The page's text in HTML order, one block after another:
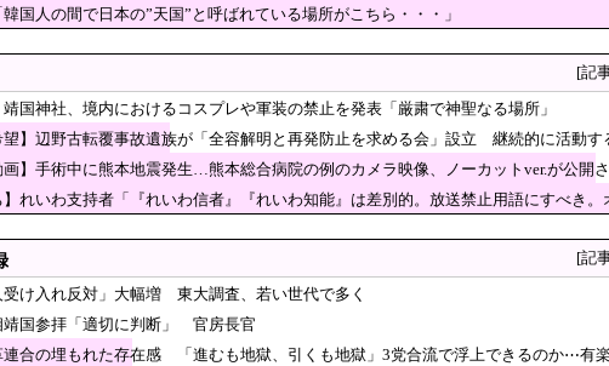
「外国人が予想以上に増えている！」 ← 自民党が自ら受け入れ推進し
ｗｗｗｗｗ
立方針 神谷代表「新しい選択肢を」
研究者支援制度を導入、それに対して子育て負担に苦
輸送機に自爆ドローン接近、見つけた空港職員が蹴り落とす…高性能プ
社、韓国に超希少血液Jr(a-)を提供「韓国内では適合する
極財政に「日本売り」危機 高市政権「悲願」に固執
責任を痛感し深く謝罪」→「不正選挙だ！再選挙しろ！」
対」大幅増 若い世代で多く [8/8]
くで呼び止められた元毎日新聞記者、「元毎日と名乗っ
……
ー協会『すでに時効だ』、外国人審判らへ性的接待疑
国人の間で日本の”天国”と呼ばれている場所がこちら・・・」
[記
靖国神社、境内におけるコスプレや軍装の禁止を発表「厳粛で神聖なる場所」
望】辺野古転覆事故遺族が「全容解明と再発防止を求める会」設立 継続的に活動
画】手術中に熊本地震発生…熊本総合病院の例のカメラ映像、ノーカットver.が公開
】れいわ支持者「『れいわ信者』『れいわ知能』は差別的。放送禁止用語にすべき
[記
受け入れ反対」大幅増 東大調査、若い世代で多く
靖国参拝「適切に判断」 官房長官
連合の埋もれた存在感 「進むも地獄、引くも地獄」3党合流で浮上できるのか⋯有